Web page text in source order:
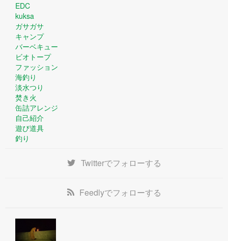
EDC
kuksa
ガサガサ
キャンプ
バーベキュー
ビオトープ
ファッション
海釣り
淡水つり
焚き火
缶詰アレンジ
自己紹介
遊び道具
釣り
Twitterでフォローする
Feedlyでフォローする